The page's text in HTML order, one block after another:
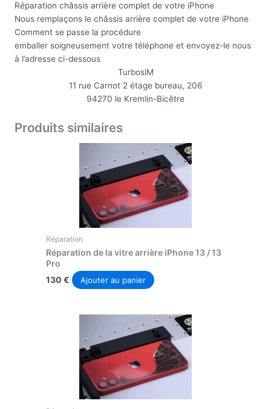
Réparation châssis arrière complet de votre iPhone
Nous remplaçons le châssis arrière complet de votre iPhone
Comment se passe la procédure
emballer soigneusement votre téléphone et envoyez-le nous
à l’adresse ci-dessous
TurbosiM
11 rue Carnot 2 étage bureau, 206
94270 le Kremlin-Bicêtre
Produits similaires
Réparation
Réparation de la vitre arrière iPhone 13 / 13
Pro
130 € Ajouter au panier